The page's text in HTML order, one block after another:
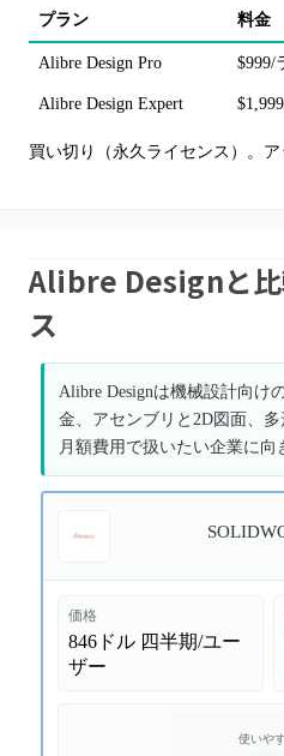
プラン 料金
Alibre Design Pro $999/
Alibre Design Expert
買い切り（永久ライセンス）。
Alibre Designと比
ス
Alibre Designは機械設計向け
金、アセンブリと2D図面、
月額費用で扱いたい企業に向
価格
846ドル 四半期/ユー
ザー
使いや